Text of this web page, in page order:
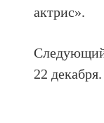
актрис».
22 декабря.